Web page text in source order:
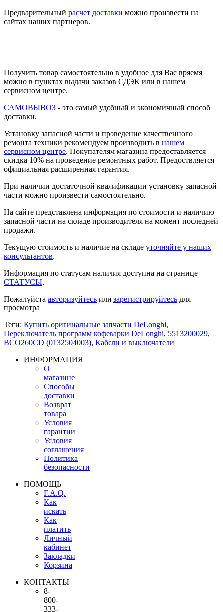
Предварительный расчет доставки можно произвести на
сайтах наших партнеров.
Получить товар самостоятельно в удобное для Вас вряемя
можно в пунктах выдачи заказов СДЭК или в нашем
сервисном центре.
САМОВЫВОЗ - это самый удобный и экономичный способ
доставки.
Установку запасной части и проведение качественного
ремонта техники рекомендуем производить в нашем
сервисном центре. Покупателям магазина предоставляется
скидка 10% на проведение ремонтных работ. Предоствляется
официальная расширенная гарантия.
При наличии достаточной квалификации установку запасной
части можно произвести самостоятельно.
На сайте представлена информация по стоимости и наличию
запасной части на складе производителя на момент последней
продажи.
Текущую стоимость и наличие на складе уточняйте у наших
консультантов.
Информация по статусам наличия доступна на странице
СТАТУСЫ.
Пожалуйста авторизуйтесь или зарегистрируйтесь для
просмотра
Теги: Купить оригинальные запчасти DeLonghi,
Переключатель программ кофеварки DeLonghi, 5513200029,
BCO260CD (0132504003), Кабели и выключатели
ИНФОРМАЦИЯ
О
магазине
Способы
доставки
Возврат
товара
Условия
гарантии
Условия
соглашения
Политика
безопасности
ПОМОЩЬ
F.A.Q.
Как
искать
Как
платить
Личный
кабинет
Закладки
Корзина
КОНТАКТЫ
8-
800-
333-